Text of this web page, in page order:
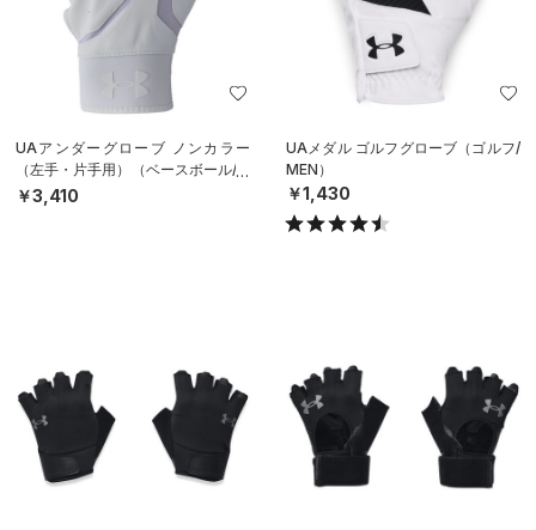
UAアンダーグローブ ノンカラー
（左手・片手用）（ベースボール/M
EN）
￥3,410
UAメダル ゴルフグローブ（ゴルフ/
MEN）
￥1,430